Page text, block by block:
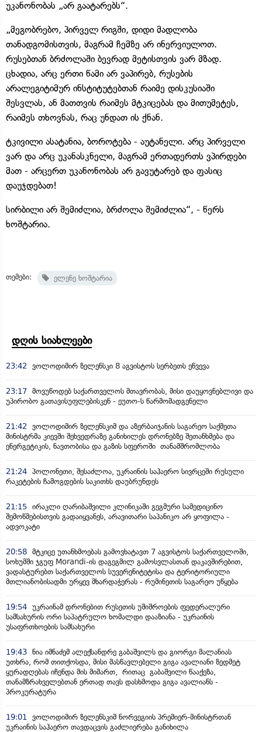
უკანონობას „არ გაატარებს“.
„მეგობრებო, პირველ რიგში, დიდი მადლობა
თანადგომისთვის, მაგრამ ჩემზე არ ინერვიულოთ.
რუსებთან ბრძოლაში ბევრად მეტისთვის ვარ მზად.
ცხადია, არც ერთი წამი არ ვაპირებ, რუსების
არალეგიტიმურ ინსტიტუტებთან რაიმე დისკუსიაში
შესვლას, ან მათთვის რაიმეს მტკიცებას და მითუმეტეს,
რაიმეს თხოვნას, რაც უნდათ ის ქნან.
ტკივილი ასატანია, ბოროტება - აუტანელი. არც პირველი
ვარ და არც უკანასკნელი, მაგრამ ერთადერთს ვპირდები
მათ - არცერთ უკანონობას არ გავუტარებ და ფასიც
დაუჯდებათ!
სირბილი არ შემიძლია, ბრძოლა შემიძლია“, - წერს
ხოშტარია.
თემები: ელენე ხოშტარია
დღის სიახლეები
23:42 ვოლოდიმირ ზელენსკი 8 აგვისტოს სერბეთს ეწვევა
23:17 მოვუწოდებ საქართველოს მთავრობას, მისი დაუყოვნებლივი და
უპირობო გათავისუფლებისკენ - ეუთო-ს წარმომადგენელი
21:42
ვოლოდიმირ ზელენსკიმ და აზერბაიჯანის საგარეო საქმეთა
მინისტრმა კიევში შეხვედრაზე განიხილეს დრონებზე შეთანხმება და
ენერგეტიკის, ნავთობისა და გაზის სფეროში თანამშრომლობა
21:24 პოლონეთი, შესაძლოა, უკრაინის საჰაერო სივრცეში რუსული
რაკეტების ჩამოგდების საკითხს დაუბრუნდეს
21:15 ირაკლი ღარიბაშვილი კლინიკაში გეგმური სამედიცინო
შემოწმებისთვის გადაიყვანეს, არავითარი საპანიკო არ ყოფილა -
ადვოკატი
20:58 მტკიცე უთანხმოებას გამოვხატავთ 7 აგვისტოს საქართველოში,
სოხუმში ჯგუფ Morandi-ის დაგეგმილ გამოსვლასთან დაკავშირებით,
ვადასტურებთ საქართველოს სუვერენიტეტისა და ტერიტორიული
მთლიანობისადმი ურყევ მხარდაჭერას - რუმინეთის საგარეო უწყება
19:54 უკრაინამ დრონებით რუსეთის უშიშროების ფედერალური
სამსახურის ორი საპატრულო ხომალდი დააზიანა - უკრაინის
უსაფრთხოების სამსახური
19:43 ნია იმნაძემ ალექსანდრე გაბაშვილს და გიორგი მალანიას
უთხრა, რომ თითქოსდა, მისი მასწავლებელი გიგა ავალიანი ზედმეტ
ყურადღებას იჩენდა მის მიმართ, რითაც გაბაშვილი წააქეზა,
თანამზრახველებთან ერთად თავს დასხმოდა გიგა ავალიანს -
პროკურატურა
19:01
ვოლოდიმირ ზელენსკიმ ნორვეგიის პრემიერ-მინისტრთან
უკრაინის საჰაერო თავდაცვის გაძლიერება განიხილა